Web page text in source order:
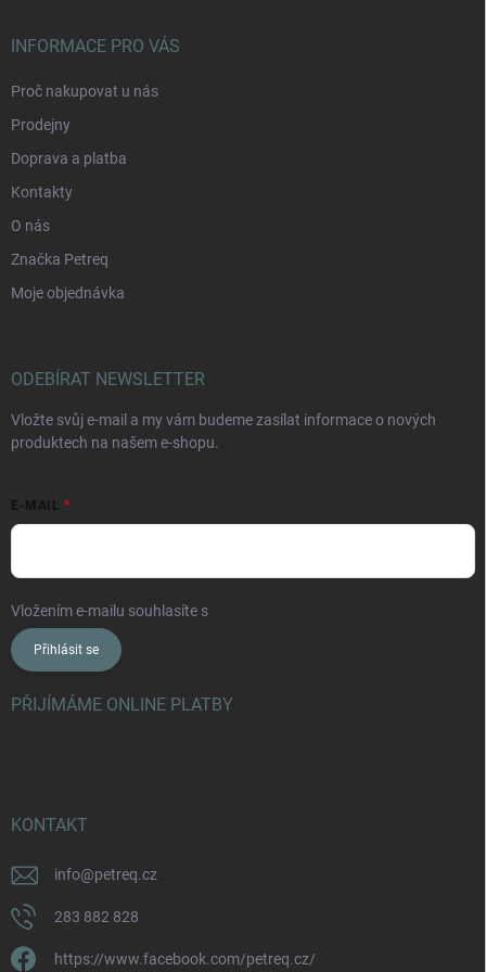
INFORMACE PRO VÁS
Proč nakupovat u nás
Prodejny
Doprava a platba
Kontakty
O nás
Značka Petreq
Moje objednávka
ODEBÍRAT NEWSLETTER
Vložte svůj e-mail a my vám budeme zasílat informace o nových
produktech na našem e-shopu.
E-MAIL
Vložením e-mailu souhlasíte s
Přihlásit se
PŘIJÍMÁME ONLINE PLATBY
KONTAKT
info@petreq.cz
283 882 828
https://www.facebook.com/petreq.cz/